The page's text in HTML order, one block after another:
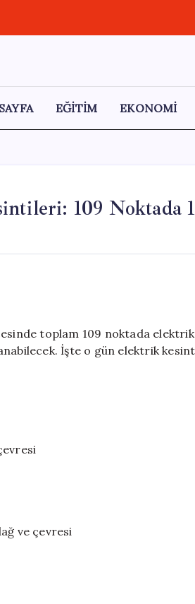
EĞİTİM EKONOMİ
109 Noktada
toplam 109 noktada
İşte o gün elektrik
ve çevresi